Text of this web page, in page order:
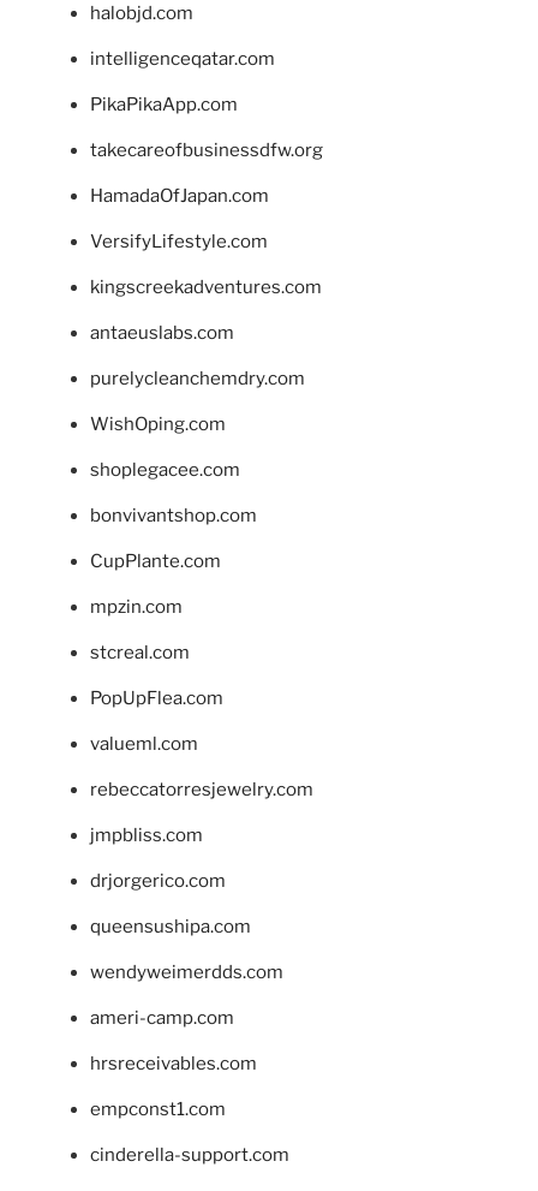
halobjd.com
intelligenceqatar.com
PikaPikaApp.com
takecareofbusinessdfw.org
HamadaOfJapan.com
VersifyLifestyle.com
kingscreekadventures.com
antaeuslabs.com
purelycleanchemdry.com
WishOping.com
shoplegacee.com
bonvivantshop.com
CupPlante.com
mpzin.com
stcreal.com
PopUpFlea.com
valueml.com
rebeccatorresjewelry.com
jmpbliss.com
drjorgerico.com
queensushipa.com
wendyweimerdds.com
ameri-camp.com
hrsreceivables.com
empconst1.com
cinderella-support.com